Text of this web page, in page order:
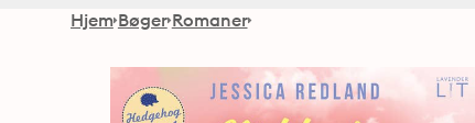
Hjem Bøger Romaner